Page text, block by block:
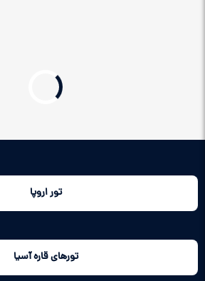
تور اروپا
تورهای قاره آسیا